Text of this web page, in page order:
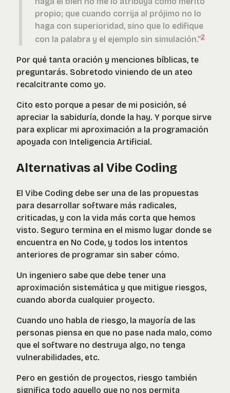
propio; que cuando corrija al prójimo no lo
haga con superioridad, sino que lo edifique
con la palabra y el ejemplo sin simulación.”2
Por qué tanta oración y menciones bíblicas, te
preguntarás. Sobretodo viniendo de un ateo
recalcitrante como yo.
Cito esto porque a pesar de mi posición, sé
apreciar la sabiduría, donde la hay. Y porque sirve
para explicar mi aproximación a la programación
apoyada con Inteligencia Artificial.
Alternativas al Vibe Coding
El Vibe Coding debe ser una de las propuestas
para desarrollar software más radicales,
criticadas, y con la vida más corta que hemos
visto. Seguro termina en el mismo lugar donde se
encuentra en No Code, y todos los intentos
anteriores de programar sin saber cómo.
Un ingeniero sabe que debe tener una
aproximación sistemática y que mitigue riesgos,
cuando aborda cualquier proyecto.
Cuando uno habla de riesgo, la mayoría de las
personas piensa en que no pase nada malo, como
que el software no destruya algo, no tenga
vulnerabilidades, etc.
Pero en gestión de proyectos, riesgo también
significa todo aquello que no nos permita